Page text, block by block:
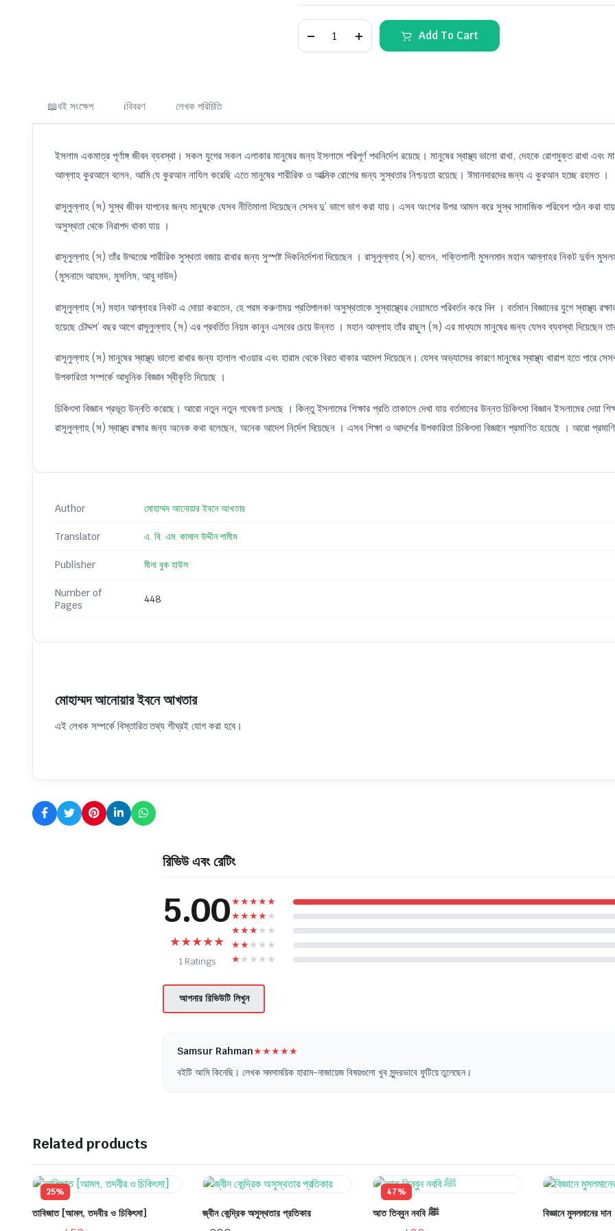
Add To Cart
বই সংক্ষেপ বিবরণ লেখক পরিচিতি
ইসলাম একমাত্র পূর্ণাঙ্গ জীবন ব্যবস্থা। সকল যুগের সকল এলাকার মানুষের জন্য ইসলামে পরিপূর্ণ পথনির্দেশ রয়েছে। মানুষের স্বাস্থ্য ভালো রাখা, দেহকে রোগমুক্ত রাখা এবং
আল্লাহ কুরআনে বলেন, আমি যে কুরআন নাযিল করেছি এতে মানুষের শারীরিক ও আত্মিক রোগের জন্য সুস্থতার নিশ্চয়তা রয়েছে। ঈমানদারদের জন্য এ কুরআন হচ্ছে রহমত ।
রাসূলুল্লাহ (স) সুস্থ জীবন যাপনের জন্য মানুষকে যেসব নীতিমালা দিয়েছেন সেসব দু’ ভাগে ভাগ করা যায়। এসব অংশের উপর আমল করে সুস্থ সামাজিক পরিবেশ গঠন করা
অসুস্থতা থেকে নিরাপদ থাকা যায় ।
রাসূলুল্লাহ (স) তাঁর উম্মতের শারীরিক সুস্থতা বজায় রাখার জন্য সুস্পষ্ট দিকনির্দেশনা দিয়েছেন । রাসূলুল্লাহ (স) বলেন, শক্তিশালী মুসলমান মহান আল্লাহর নিকট দুর্বল
(মুসনাদে আহমদ, মুসলিম, আবু দাউদ)
রাসূলুল্লাহ (স) মহান আল্লাহর নিকট এ দোয়া করতেন, হে পরম করুণাময় প্রতিপালক! অসুস্থতাকে সুস্বাস্থ্যের নেয়ামতে পরিবর্তন করে দিন । বর্তমান বিজ্ঞানের যুগে স্বাস্থ্য
হয়েছে চৌদ্দশ’ বছর আগে রাসূলুল্লাহ (স) এর প্রবর্তিত নিয়ম কানুন এসবের চেয়ে উন্নত । মহান আল্লাহ তাঁর রাছুল (স) এর মাধ্যমে মানুষের জন্য যেসব ব্যবস্থা দিয়েছেন
রাসূলুল্লাহ (স) মানুষের স্বাস্থ্য ভালো রাখার জন্য হালাল খাওয়ার এবং হারাম থেকে বিরত থাকার আদেশ দিয়েছেন। যেসব অভ্যাসের কারণে মানুষের স্বাস্থ্য খারাপ হতে পারে
উপকারিতা সম্পর্কে আধুনিক বিজ্ঞান স্বীকৃতি দিয়েছে ।
চিকিৎসা বিজ্ঞান প্রভূত উন্নতি করেছে। আরো নতুন নতুন গবেষণা চলছে । কিন্তু ইসলামের শিক্ষার প্রতি তাকালে দেখা যায় বর্তমানের উন্নত চিকিৎসা বিজ্ঞান ইসলামের দেয়া
রাসূলুল্লাহ (স) স্বাস্থ্য রক্ষার জন্য অনেক কথা বলেছেন, অনেক আদেশ নির্দেশ দিয়েছেন । এসব শিক্ষা ও আদর্শের উপকারিতা চিকিৎসা বিজ্ঞানে প্রমাণিত হয়েছে । আরো
Author মোহাম্মদ আনোয়ার ইবনে আখতার
Translator এ. বি. এম. কামাল উদ্দীন শামীম
Publisher মীনা বুক হাউস
Number of
Pages
448
মোহাম্মদ আনোয়ার ইবনে আখতার
এই লেখক সম্পর্কে বিস্তারিত তথ্য শীঘ্রই যোগ করা হবে।
রিভিউ এবং রেটিং
5.00
★★★★★
1 Ratings
★★★★★
★★★★ ★
★★★ ★ ★
★★ ★ ★ ★
★ ★ ★ ★ ★
আপনার রিভিউটি লিখুন
Samsur Rahman★★★★★
বইটি আমি কিনেছি। লেখক সমসাময়িক হারাম-নাজায়েজ বিষয়গুলো খুব সুন্দরভাবে ফুটিয়ে তুলেছেন।
Related products
25%
তাবিজাত [আমল, তদবীর ও চিকিৎসা]
জ্বীন কেন্দ্রিক অসুস্থতার প্রতিকার
47%
আত তিব্বুন নববি ﷺ
বিজ্ঞানে মুসলমানের দান